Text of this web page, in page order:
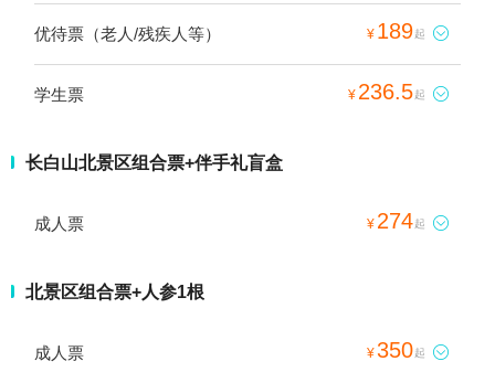
优待票（老人/残疾人等） ¥ 189起 
学生票 ¥ 236.5起 
长白山北景区组合票+伴手礼盲盒
成人票 ¥ 274起 
北景区组合票+人参1根
成人票 ¥350起 